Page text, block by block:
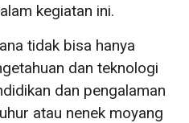
kegiatan ini.
tidak bisa hanya
dan teknologi
dan pengalaman
atau nenek moyang